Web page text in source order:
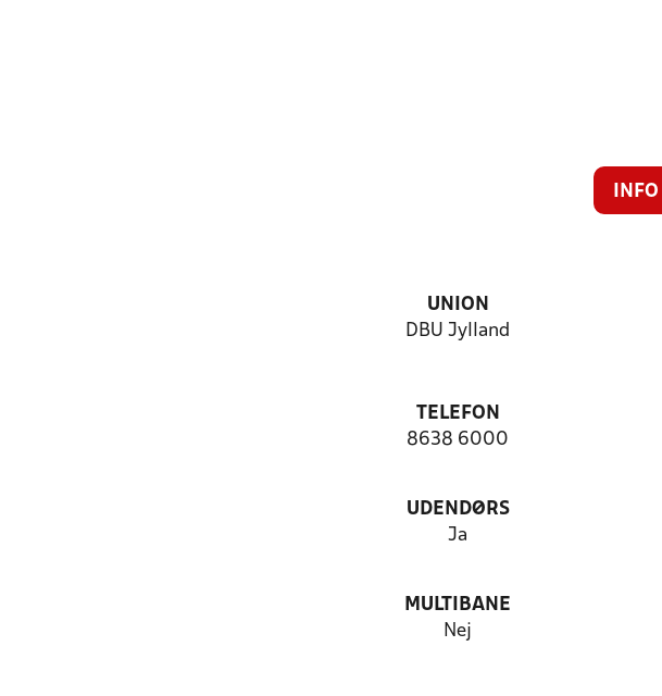
INFO
UNION
DBU Jylland
TELEFON
8638 6000
UDENDØRS
Ja
MULTIBANE
Nej